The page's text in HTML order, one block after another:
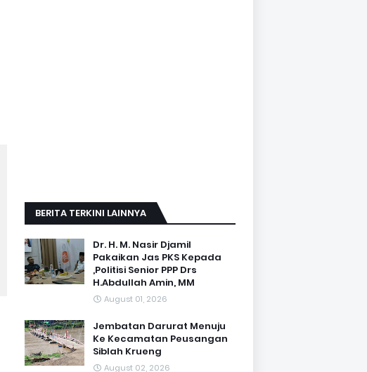
BERITA TERKINI LAINNYA
Dr. H. M. Nasir Djamil
Pakaikan Jas PKS Kepada
,Politisi Senior PPP Drs
H.Abdullah Amin, MM
August 01, 2026
Jembatan Darurat Menuju
Ke Kecamatan Peusangan
Siblah Krueng
August 02, 2026